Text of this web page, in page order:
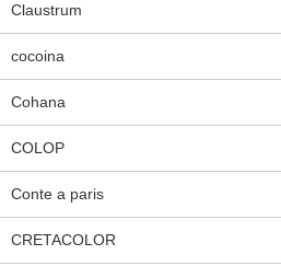
Claustrum
cocoina
Cohana
COLOP
Conte a paris
CRETACOLOR